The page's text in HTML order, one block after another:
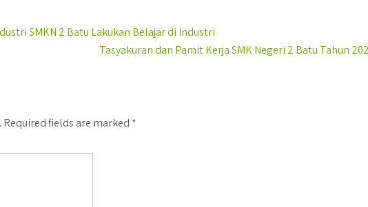
SMKN 2 Batu Lakukan Belajar di Industri
Tasyakuran dan Pamit Kerja SMK Negeri 2 Batu Tahun
Required fields are marked *